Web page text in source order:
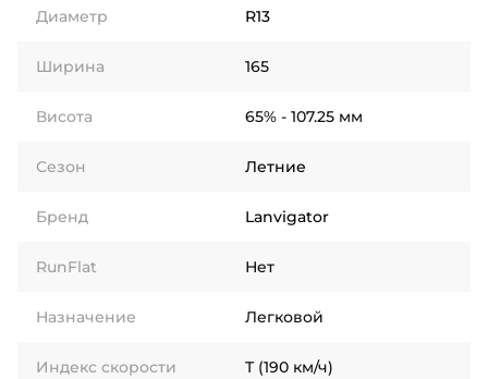
Диаметр R13
Ширина 165
Висота 65% - 107.25 мм
Сезон Летние
Бренд Lanvigator
RunFlat Нет
Назначение Легковой
Индекс скорости T (190 км/ч)